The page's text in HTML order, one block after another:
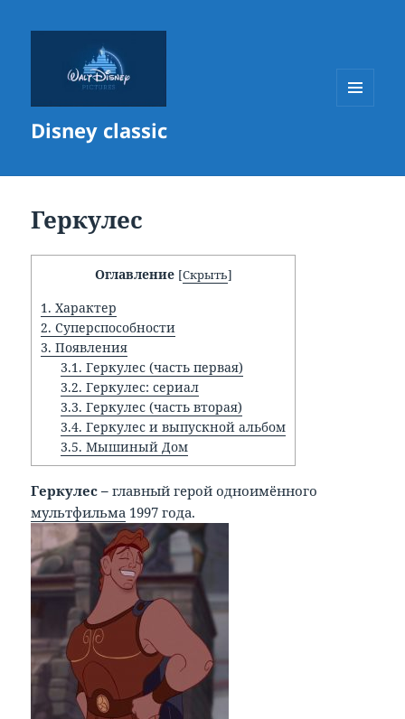
Disney classic
Геркулес
Оглавление [Скрыть]
1. Характер
2. Суперспособности
3. Появления
3.1. Геркулес (часть первая)
3.2. Геркулес: сериал
3.3. Геркулес (часть вторая)
3.4. Геркулес и выпускной альбом
3.5. Мышиный Дом
Геркулес –главный герой одноимённого
мультфильма 1997 года.